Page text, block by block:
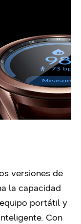
versiones de
la capacidad
portátil y
Con